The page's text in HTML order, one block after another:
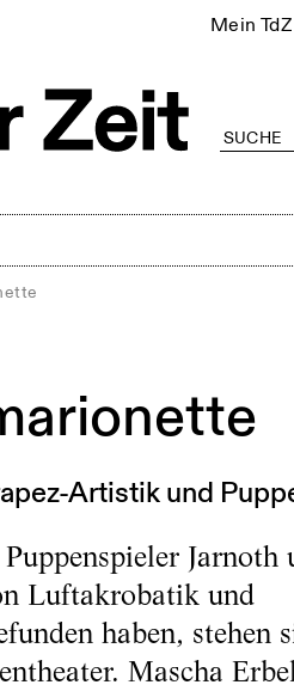
Mein TdZ
Artistik und
Jarnoth
Luftakrobatik und
haben, stehen
Mascha